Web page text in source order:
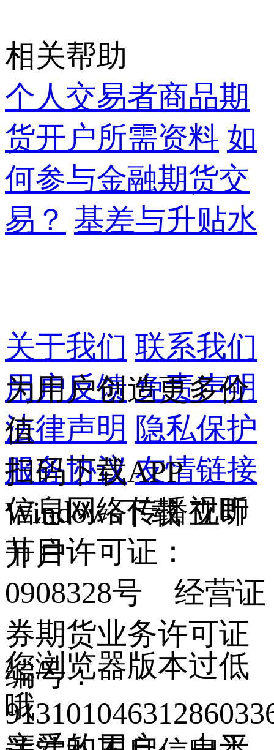
相关帮助
个人交易者商品期
货开户所需资料 如
何参与金融期货交
易？ 基差与升贴水
关于我们 联系我们
用户反馈 免责声明
法律声明 隐私保护
服务协议 友情链接
信息网络传播视听
节目许可证：
0908328号 经营证
券期货业务许可证
编号：
为用户创造更多价
值
扫码下载APP
Windows下载立即
开户
您浏览器版本过低
哦